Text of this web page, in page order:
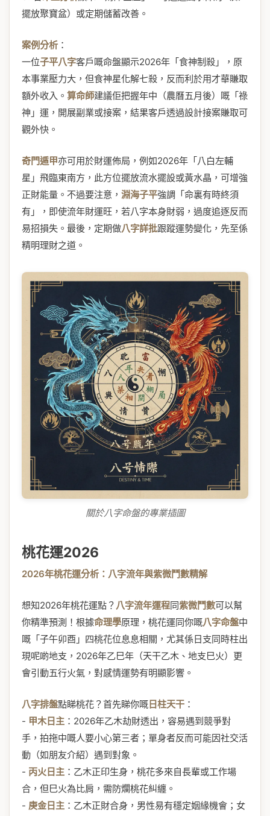
擺放聚寶盆）或定期儲蓄改善。
案例分析 ：
一位子平八字客戶嘅命盤顯示2026年「食神制殺」，原
本事業壓力大，但食神星化解七殺，反而利於用才華賺取
額外收入。 算命師建議佢把握年中（農曆五月後）嘅「祿
神」運，開展副業或接案，結果客戶透過設計接案賺取可
觀外快。
奇門遁甲亦可用於財運佈局，例如2026年「八白左輔
星」飛臨東南方，此方位擺放流水擺設或黃水晶，可增強
正財能量。不過要注意， 淵海子平強調「命裏有時終須
有」，即使流年財運旺，若八字本身財弱，過度追逐反而
易招損失。最後，定期做八字詳批跟蹤運勢變化，先至係
精明理財之道。
關於八字命盤的專業插圖
桃花運2026
2026年桃花運分析：八字流年與紫微鬥數精解
想知2026年桃花運點？ 八字流年運程同紫微鬥數可以幫
你精準預測！根據命理學原理，桃花運同你嘅八字命盤中
嘅「子午卯酉」四桃花位息息相關，尤其係日支同時柱出
現呢啲地支，2026年乙巳年（天干乙木、地支巳火）更
會引動五行火氣，對感情運勢有明顯影響。
八字排盤點睇桃花？首先睇你嘅日柱天干 ：
- 甲木日主 ：2026年乙木劫財透出，容易遇到競爭對
手，拍拖中嘅人要小心第三者；單身者反而可能因社交活
動（如朋友介紹）遇到對象。
- 丙火日主 ：乙木正印生身，桃花多來自長輩或工作場
合，但巳火為比肩，需防爛桃花糾纏。
- 庚金日主 ：乙木正財合身，男性易有穩定姻緣機會；女